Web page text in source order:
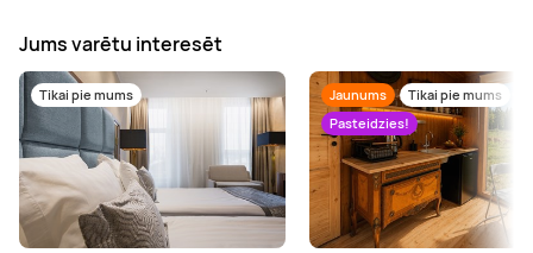
Jums varētu interesēt
Tikai pie mums Jaunums
Tikai pie mums
Pasteidzies!